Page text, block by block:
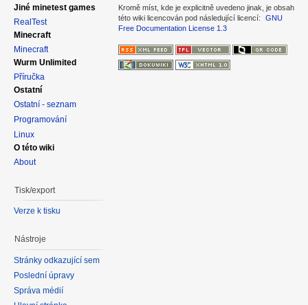
Jiné minetest games
RealTest
Minecraft
Minecraft
Wurm Unlimited
Příručka
Ostatní
Ostatní - seznam
Programování
Linux
O této wiki
About
Tisk/export
Verze k tisku
Nástroje
Stránky odkazující sem
Poslední úpravy
Správa médií
Kromě míst, kde je explicitně uvedeno jinak, je obsah
této wiki licencován pod následující licencí:
GNU
Free Documentation License 1.3